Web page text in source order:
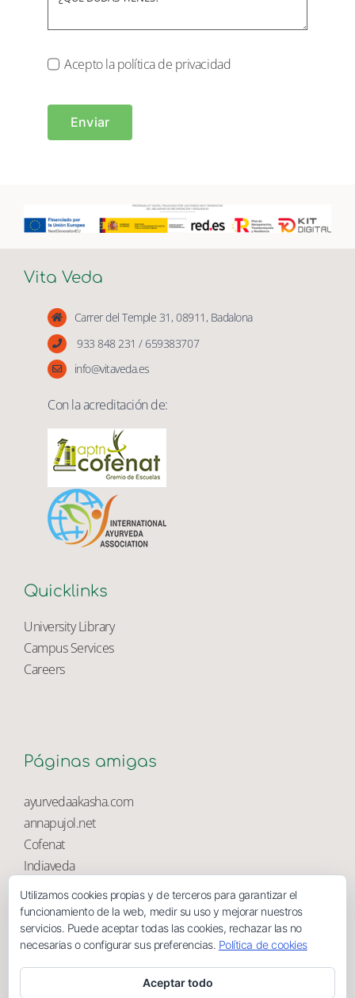
Acepto la política de privacidad
Vita Veda
info@vitaveda.es
Con la acreditación de:
Quicklinks
University Library
Páginas amigas
ayurvedaakasha.com
annapujol.net
Indiaveda
Magnolia
Utilizamos cookies propias y de terceros para garantizar el
funcionamiento de la web, medir su uso y mejorar nuestros
servicios. Puede aceptar todas las cookies, rechazar las no
necesarias o configurar sus preferencias. Política de cookies
Aceptar todo